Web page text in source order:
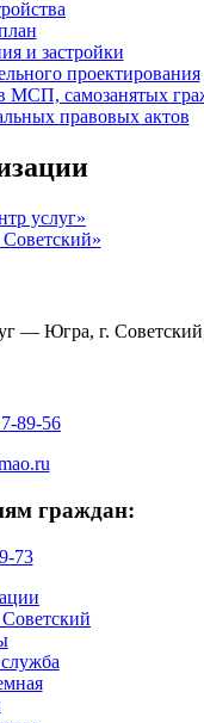
и застройки
проектирования
МСП, самозанятых
правовых актов
услуг»
— Югра, г.
89-56
граждан:
73